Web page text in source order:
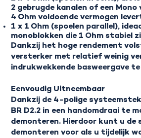
2 gebrugde kanalen of een
4 Ohm voldoende vermogen
1 x 1 Ohm (spoelen parallel),
monoblokken die 1 Ohm stabiel
Dankzij het hoge rendement
versterker met relatief weinig
indrukwekkende basweergave
Eenvoudig Uitneembaar
Dankzij de 4-polige
BR D2.2 in een handomdraai te
demonteren. Hierdoor kunt u de
demonteren voor als u tijdelijk